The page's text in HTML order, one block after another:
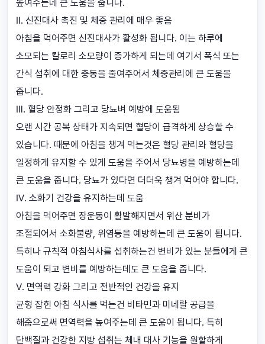
높여주는데 큰 도움을 줍니다.
Ⅱ. 신진대사 촉진 및 체중 관리에 매우 좋음
아침을 먹어주면 신진대사가 활성화 됩니다. 이는 하루에
소모되는 칼로리 소모량이 증가하게 되는데 여기서 폭식 또는
간식 섭취에 대한 충동을 줄여주어서 체중관리에 큰 도움을
줍니다.
Ⅲ. 혈당 안정화 그리고 당뇨벼 예방에 도움됨
오랜 시간 공복 상태가 지속되면 혈당이 급격하게 상승할 수
있습니다. 때문에 아침을 챙겨 먹는것은 혈당 관리와 혈당을
일정하게 유지할 수 있게 도움을 주어서 당뇨병을 예방하는데
큰 도움을 줍니다. 당뇨가 있다면 더더욱 챙겨 먹어야 합니다.
Ⅳ. 소화기 건강을 유지하는데 도움
아침을 먹어주면 장운동이 활발해지면서 위산 분비가
조절되어서 소화불량, 위염등을 예방하는데 큰 도움이 됩니다.
특히나 규칙적 아침식사를 섭취하는건 변비가 있는 분들에게 큰
도움이 되고 변비를 예방하는데도 큰 도움을 줍니다.
Ⅴ. 면역력 강화 그리고 전반적인 건강을 유지
균형 잡힌 아침 식사를 먹는건 비타민과 미네랄 공급을
해줌으로써 면역력을 높여주는데 큰 도움이 됩니다. 특히
단백질과 건강한 지방 섭취는 체내 대사 기능을 원할하게